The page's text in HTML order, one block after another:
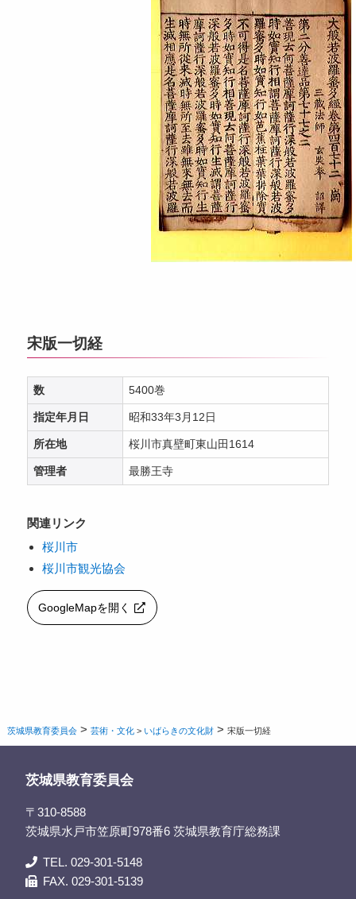
宋版一切経
数 5400巻
指定年月日 昭和33年3月12日
所在地 桜川市真壁町東山田1614
管理者 最勝王寺
関連リンク
桜川市
桜川市観光協会
GoogleMapを開く
茨城県教育委員会 >芸術・文化 > いばらきの文化財 >宋版一切経
茨城県教育委員会
〒310-8588
茨城県水戸市笠原町978番6 茨城県教育庁総務課
TEL. 029-301-5148
FAX. 029-301-5139